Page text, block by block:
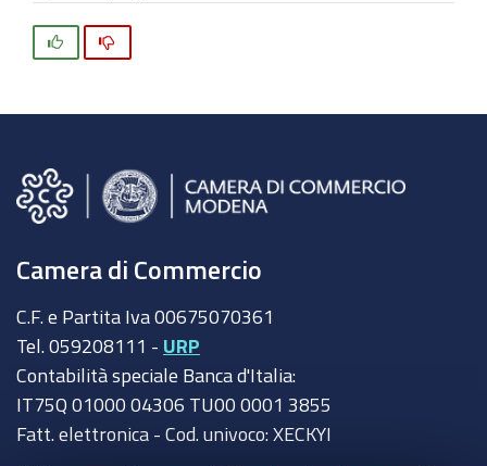
Camera di Commercio
C.F. e Partita Iva 00675070361
Tel. 059208111 - URP
Contabilità speciale Banca d'Italia:
IT75Q 01000 04306 TU00 0001 3855
Fatt. elettronica - Cod. univoco: XECKYI